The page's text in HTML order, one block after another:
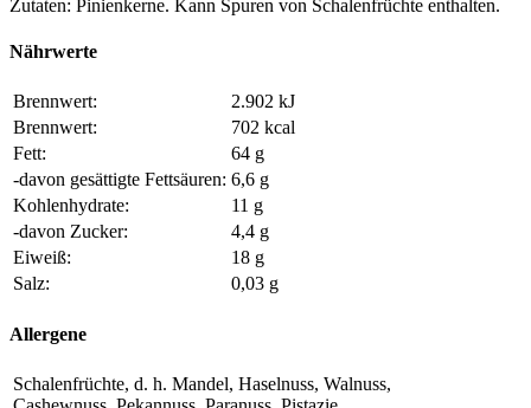
Zutaten: Pinienkerne. Kann Spuren von Schalenfrüchte enthalten.
Nährwerte
Brennwert:
2.902 kJ
Brennwert:
702 kcal
Fett:
64 g
-davon gesättigte Fettsäuren: 6,6 g
Kohlenhydrate:
11 g
-davon Zucker:
4,4 g
Eiweiß:
18 g
Salz:
0,03 g
Allergene
Schalenfrüchte, d. h. Mandel, Haselnuss, Walnuss,